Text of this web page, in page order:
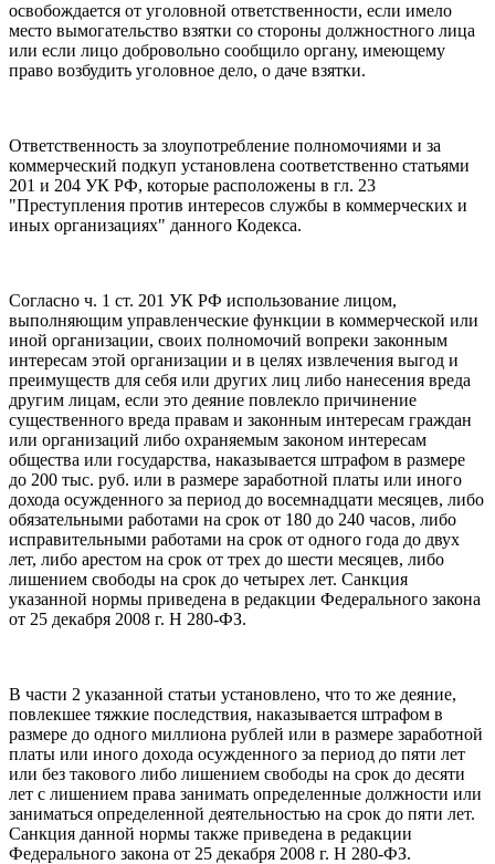
освобождается от уголовной ответственности, если имело
место вымогательство взятки со стороны должностного лица
или если лицо добровольно сообщило органу, имеющему
право возбудить уголовное дело, о даче взятки.
Ответственность за злоупотребление полномочиями и за
коммерческий подкуп установлена соответственно статьями
201 и 204 УК РФ, которые расположены в гл. 23
"Преступления против интересов службы в коммерческих и
иных организациях" данного Кодекса.
Согласно ч. 1 ст. 201 УК РФ использование лицом,
выполняющим управленческие функции в коммерческой или
иной организации, своих полномочий вопреки законным
интересам этой организации и в целях извлечения выгод и
преимуществ для себя или других лиц либо нанесения вреда
другим лицам, если это деяние повлекло причинение
существенного вреда правам и законным интересам граждан
или организаций либо охраняемым законом интересам
общества или государства, наказывается штрафом в размере
до 200 тыс. руб. или в размере заработной платы или иного
дохода осужденного за период до восемнадцати месяцев, либо
обязательными работами на срок от 180 до 240 часов, либо
исправительными работами на срок от одного года до двух
лет, либо арестом на срок от трех до шести месяцев, либо
лишением свободы на срок до четырех лет. Санкция
указанной нормы приведена в редакции Федерального закона
от 25 декабря 2008 г. Н 280-ФЗ.
В части 2 указанной статьи установлено, что то же деяние,
повлекшее тяжкие последствия, наказывается штрафом в
размере до одного миллиона рублей или в размере заработной
платы или иного дохода осужденного за период до пяти лет
или без такового либо лишением свободы на срок до десяти
лет с лишением права занимать определенные должности или
заниматься определенной деятельностью на срок до пяти лет.
Санкция данной нормы также приведена в редакции
Федерального закона от 25 декабря 2008 г. Н 280-ФЗ.